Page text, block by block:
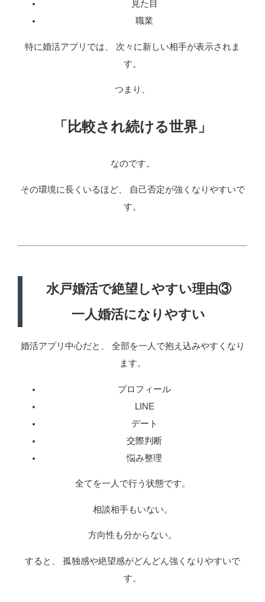
見た目
職業
特に婚活アプリでは、 次々に新しい相手が表示されま
す。
つまり、
「比較され続ける世界」
なのです。
その環境に長くいるほど、 自己否定が強くなりやすいで
す。
水戸婚活で絶望しやすい理由③
一人婚活になりやすい
婚活アプリ中心だと、 全部を一人で抱え込みやすくなり
ます。
プロフィール
LINE
デート
交際判断
悩み整理
全てを一人で行う状態です。
相談相手もいない。
方向性も分からない。
すると、 孤独感や絶望感がどんどん強くなりやすいで
す。